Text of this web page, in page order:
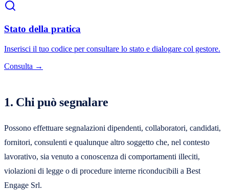
Stato della pratica
Inserisci il tuo codice per consultare lo stato e dialogare col gestore.
Consulta →
1. Chi può segnalare
Possono effettuare segnalazioni dipendenti, collaboratori, candidati,
fornitori, consulenti e qualunque altro soggetto che, nel contesto
lavorativo, sia venuto a conoscenza di comportamenti illeciti,
violazioni di legge o di procedure interne riconducibili a Best
Engage Srl.